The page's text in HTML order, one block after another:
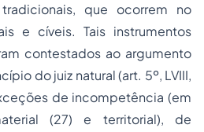
que ocorrem no
e cíveis. Tais instrumentos
contestados ao argumento
do juiz natural (art. 5º, LVIII,
de incompetência (em
(27) e territorial), de